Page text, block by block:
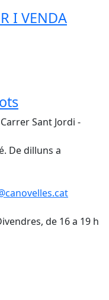
I VENDA
Sant Jordi -
De dilluns a
de 16 a 19 h